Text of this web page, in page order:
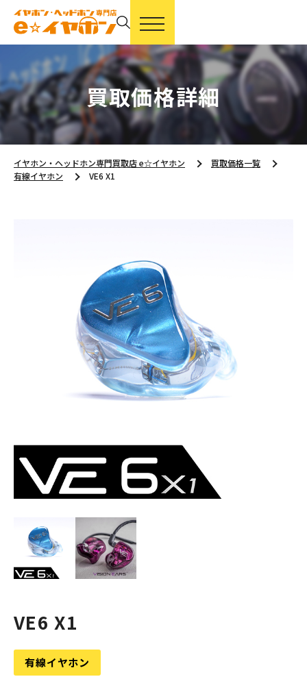
買取価格詳細
イヤホン・ヘッドホン専門買取店 e☆イヤホン
買取価格一覧
有線イヤホン
VE6 X1
VE6 X1
有線イヤホン